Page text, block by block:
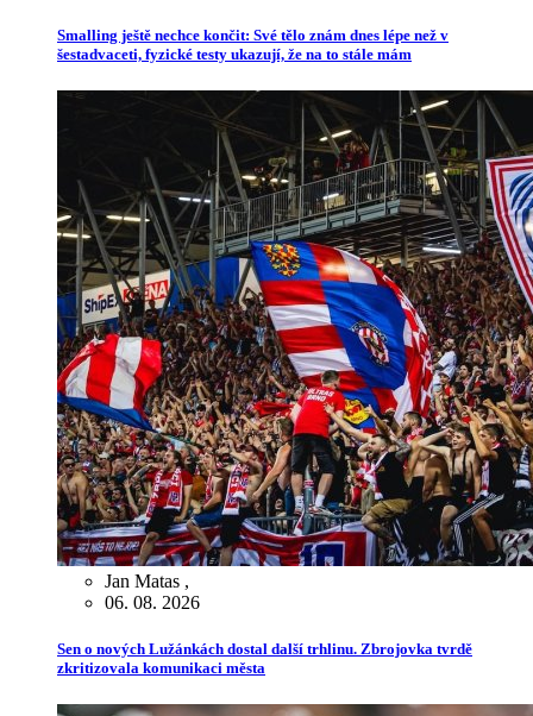
Smalling ještě nechce končit: Své tělo znám dnes lépe než v
šestadvaceti, fyzické testy ukazují, že na to stále mám
Jan Matas ,
06. 08. 2026
Sen o nových Lužánkách dostal další trhlinu. Zbrojovka tvrdě
zkritizovala komunikaci města